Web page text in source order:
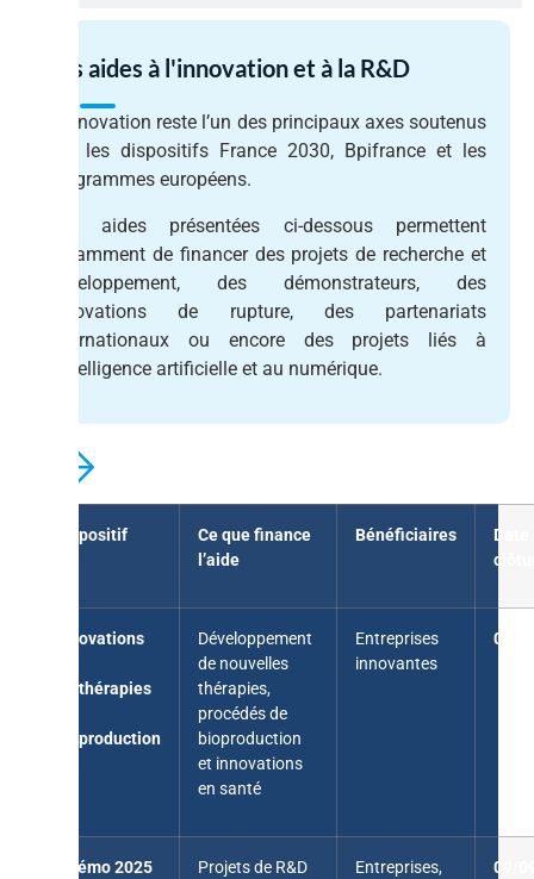
Les aides à l'innovation et à la R&D
L’innovation reste l’un des principaux axes soutenus
par les dispositifs France 2030, Bpifrance et les
programmes européens.
Les aides présentées ci-dessous permettent
notamment de financer des projets de recherche et
développement, des démonstrateurs, des
innovations de rupture, des partenariats
internationaux ou encore des projets liés à
l’intelligence artificielle et au numérique.
Dispositif
Ce que finance
l’aide
Bénéficiaires
Date
Innovations
biothérapies
bioproduction
Développement
de nouvelles
thérapies,
procédés de
bioproduction
et innovations
en santé
Entreprises
innovantes
08/
i-Démo 2025
Projets de R&D
Entreprises,
09/